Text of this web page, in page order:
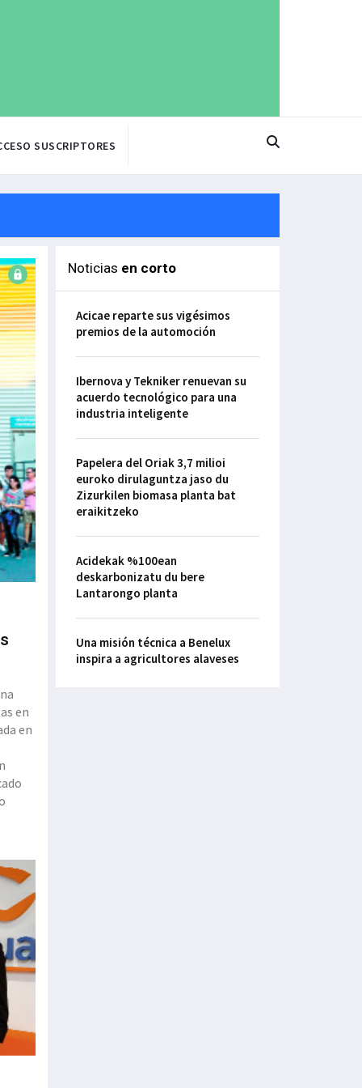
SUSCRIPTORES
en
en
Noticias en corto
Acicae reparte sus vigésimos
premios de la automoción
Ibernova y Tekniker renuevan su
acuerdo tecnológico para una
industria inteligente
Papelera del Oriak 3,7 milioi
euroko dirulaguntza jaso du
Zizurkilen biomasa planta bat
eraikitzeko
Acidekak %100ean
deskarbonizatu du bere
Lantarongo planta
Una misión técnica a Benelux
inspira a agricultores alaveses